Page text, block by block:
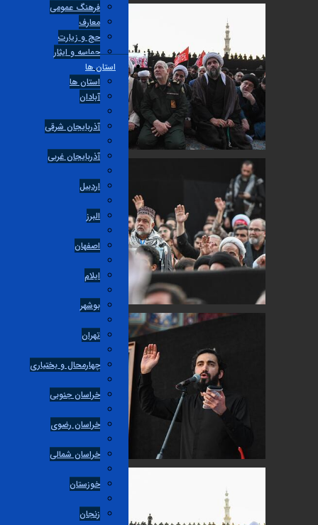
فرهنگ عمومی
معارف
حج و زیارت
حماسه و ایثار
استان ها
استان ها
آبادان
آذربایجان شرقی
آذربایجان غربی
اردبیل
اصفهان
بوشهر
تهران
چهارمحال و بختیاری
خراسان جنوبی
خراسان رضوی
خراسان شمالی
خوزستان
زنجان